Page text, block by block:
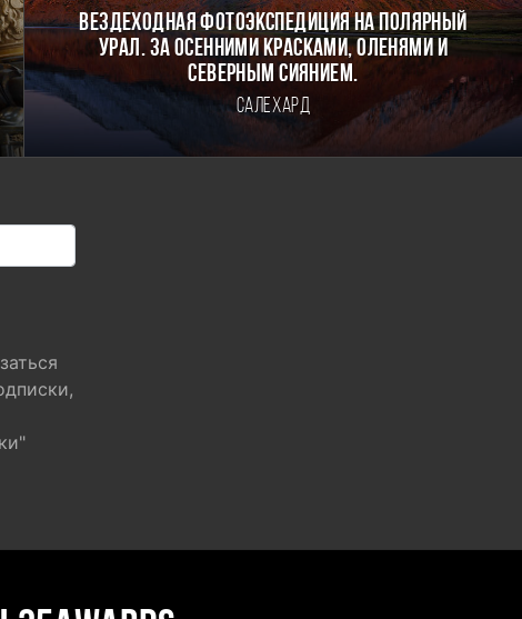
Вездеходная фотоэкспедиция на Полярный
Урал. За осенними красками, оленями и
северным сиянием.
Салехард